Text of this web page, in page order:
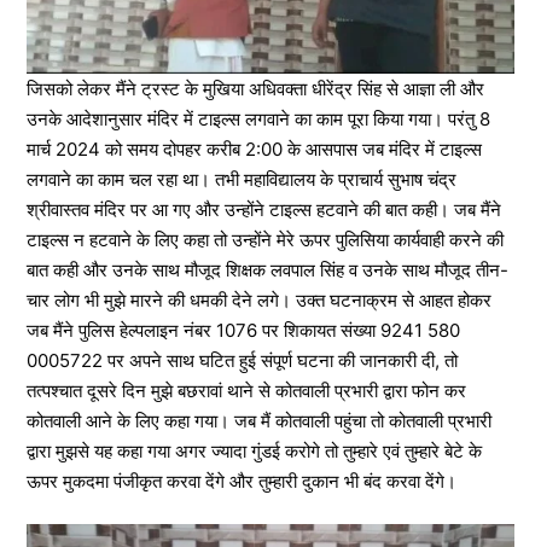
जिसको लेकर मैंने ट्रस्ट के मुखिया अधिवक्ता धीरेंद्र सिंह से आज्ञा ली और
उनके आदेशानुसार मंदिर में टाइल्स लगवाने का काम पूरा किया गया। परंतु 8
मार्च 2024 को समय दोपहर करीब 2:00 के आसपास जब मंदिर में टाइल्स
लगवाने का काम चल रहा था। तभी महाविद्यालय के प्राचार्य सुभाष चंद्र
श्रीवास्तव मंदिर पर आ गए और उन्होंने टाइल्स हटवाने की बात कही। जब मैंने
टाइल्स न हटवाने के लिए कहा तो उन्होंने मेरे ऊपर पुलिसिया कार्यवाही करने की
बात कही और उनके साथ मौजूद शिक्षक लवपाल सिंह व उनके साथ मौजूद तीन-
चार लोग भी मुझे मारने की धमकी देने लगे। उक्त घटनाक्रम से आहत होकर
जब मैंने पुलिस हेल्पलाइन नंबर 1076 पर शिकायत संख्या 9241 580
0005722 पर अपने साथ घटित हुई संपूर्ण घटना की जानकारी दी, तो
तत्पश्चात दूसरे दिन मुझे बछरावां थाने से कोतवाली प्रभारी द्वारा फोन कर
कोतवाली आने के लिए कहा गया। जब मैं कोतवाली पहुंचा तो कोतवाली प्रभारी
द्वारा मुझसे यह कहा गया अगर ज्यादा गुंडई करोगे तो तुम्हारे एवं तुम्हारे बेटे के
ऊपर मुकदमा पंजीकृत करवा देंगे और तुम्हारी दुकान भी बंद करवा देंगे।